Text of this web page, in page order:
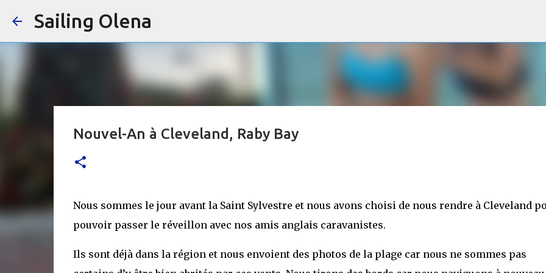
Sailing Olena
Nouvel-An à Cleveland, Raby Bay
Nous sommes le jour avant la Saint Sylvestre et nous avons choisi de nous rendre à Cleveland
pouvoir passer le réveillon avec nos amis anglais caravanistes.
Ils sont déjà dans la région et nous envoient des photos de la plage car nous ne sommes pas